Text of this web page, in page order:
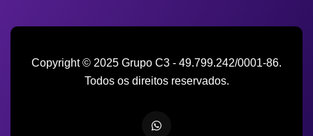
Copyright © 2025 Grupo C3 - 49.799.242/0001-86.
Todos os direitos reservados.